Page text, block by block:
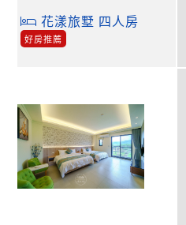
花漾旅墅 四人房
好房推薦